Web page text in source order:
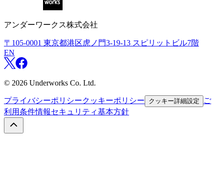
アンダーワークス株式会社
〒105-0001 東京都港区虎ノ門3-19-13 スピリットビル7階
EN
© 2026 Underworks Co. Ltd.
プライバシーポリシークッキーポリシー クッキー詳細設定
ご
利用条件情報セキュリティ基本方針